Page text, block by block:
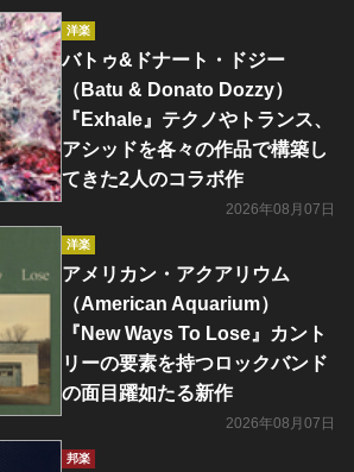
洋楽
バトゥ&ドナート・ドジー
（Batu & Donato Dozzy）
『Exhale』テクノやトランス、
アシッドを各々の作品で構築し
てきた2人のコラボ作
2026年08月07日
洋楽
アメリカン・アクアリウム
（American Aquarium）
『New Ways To Lose』カント
リーの要素を持つロックバンド
の面目躍如たる新作
2026年08月07日
邦楽